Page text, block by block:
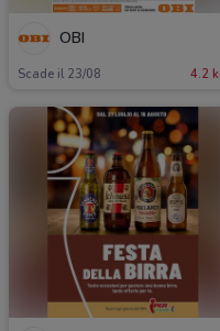
OBI
Scade il 23/08 4.2